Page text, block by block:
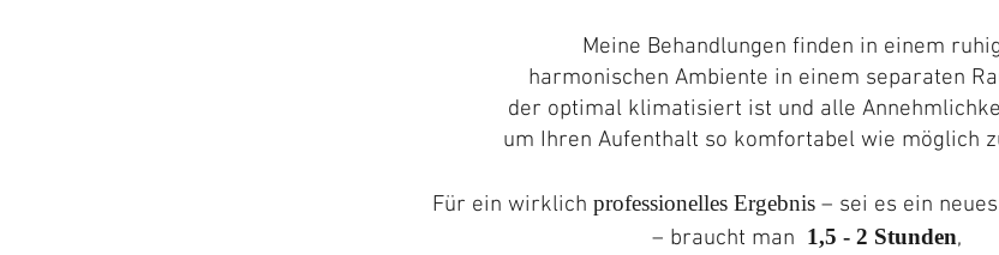
Meine Behandlungen finden in einem
harmonischen Ambiente in einem separaten
der optimal klimatisiert ist und alle
um Ihren Aufenthalt so komfortabel wie möglich
Für ein wirklich professionelles Ergebnis– sei es ein
– braucht man 1,5 - 2 Stunden,